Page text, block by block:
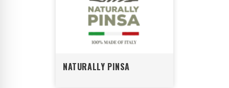
NATURALLY PINSA